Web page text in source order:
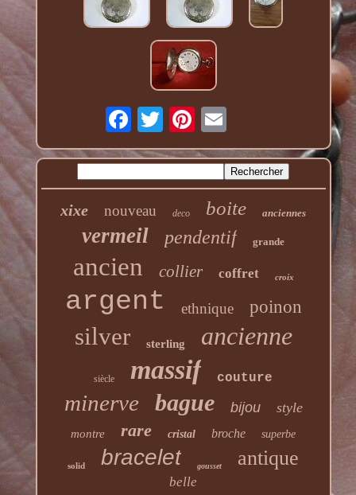
xixe nouveau deco boite anciennes
vermeil pendentif grande
ancien collier coffret croix
argent ethnique poinon
silver sterling ancienne
siècle massif couture
minerve bague bijou style
montre rare cristal broche superbe
solid bracelet gousset antique
belle